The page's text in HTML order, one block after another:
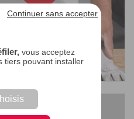
vous acceptez
tiers pouvant installer
Continuer sans accepter